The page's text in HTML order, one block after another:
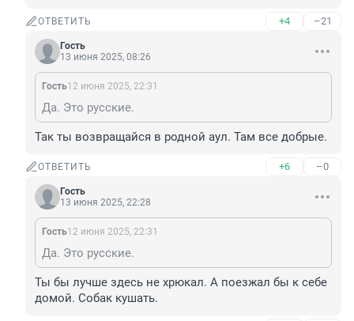
ОТВЕТИТЬ +4 –21
Гость
13 июня 2025, 08:26
Гость12 июня 2025, 22:31
Да. Это русские.
Так ты возвращайся в родной аул. Там все добрые.
ОТВЕТИТЬ +6 –0
Гость
13 июня 2025, 22:28
Гость12 июня 2025, 22:31
Да. Это русские.
Ты бы лучше здесь не хрюкал. А поезжал бы к себе
домой. Собак кушать.